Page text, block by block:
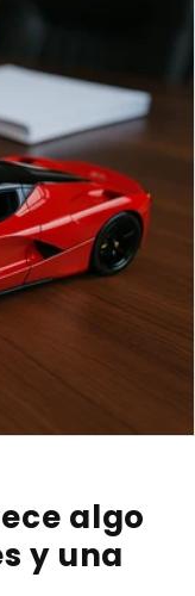
algo
y una